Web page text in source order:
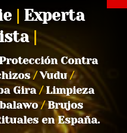
Experta
Contra
/Vudu/
Gira/Limpieza
/Brujos
en España.